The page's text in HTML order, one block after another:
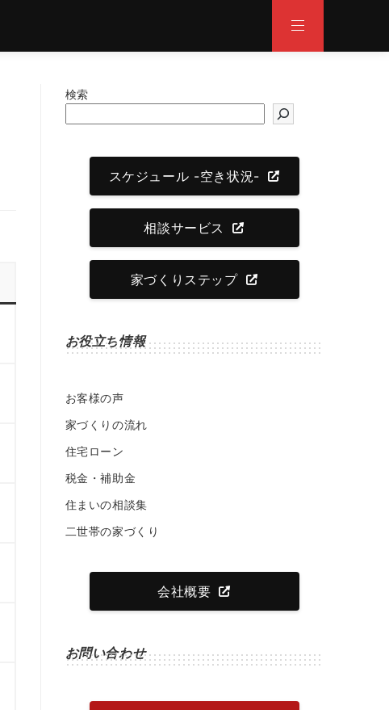
検索
スケジュール -空き状況-
相談サービス
家づくりステップ
お役立ち情報
お客様の声
家づくりの流れ
住宅ローン
税金・補助金
住まいの相談集
二世帯の家づくり
会社概要
お問い合わせ